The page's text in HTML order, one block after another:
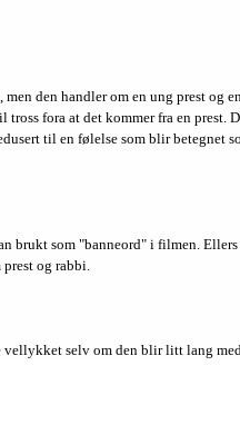
den handler om en ung prest og
fora at det kommer fra en
til en følelse som blir
brukt som "banneord" i filmen.
og rabbi.
selv om den blir litt lang